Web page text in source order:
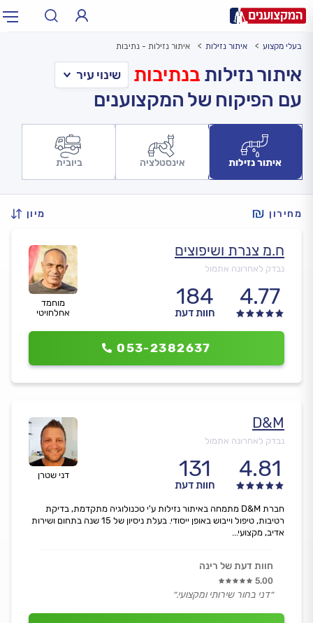
עירעיר: תל אביב, חיפה…
בעלי מקצוע איתור נזילות איתור נזילות - נתיבות
איתור נזילות בנתיבות
עם הפיקוח של המקצוענים
איתור נזילות אינסטלציה ביובית
מחירון מיון
מוחמד
אחלחויטי
ח.מ צנרת ושיפוצים
נבדק לאחרונה אתמול
4.77
184
חוות דעת
053-2382637
דני שטרן
D&M
נבדק לאחרונה אתמול
4.81
131
חוות דעת
חברת D&M מתמחה באיתור נזילות ע'י טכנולוגיה מתקדמת, בדיקת
רטיבות, טיפול וייבוש באופן ייסודי. בעלת ניסיון של 15 שנה בתחום ושירות
אדיב, מקצועי...
חוות דעת של רינה
5.00
״דני בחור שירותי ומקצועי.״